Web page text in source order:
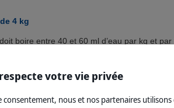
4 kg
boire entre 40 et 60 ml d’eau par kg et
relativement faible par rapport à d’autres
peuvent expliquer un refus de s’abreuver
chez le chat), maladie métabolique,
de la sphère urinaire auxquelles le chat est
votre vie privée
consentement, nous et nos partenaires